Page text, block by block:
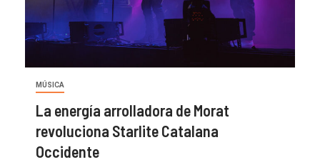
MÚSICA
La energía arrolladora de Morat
revoluciona Starlite Catalana
Occidente